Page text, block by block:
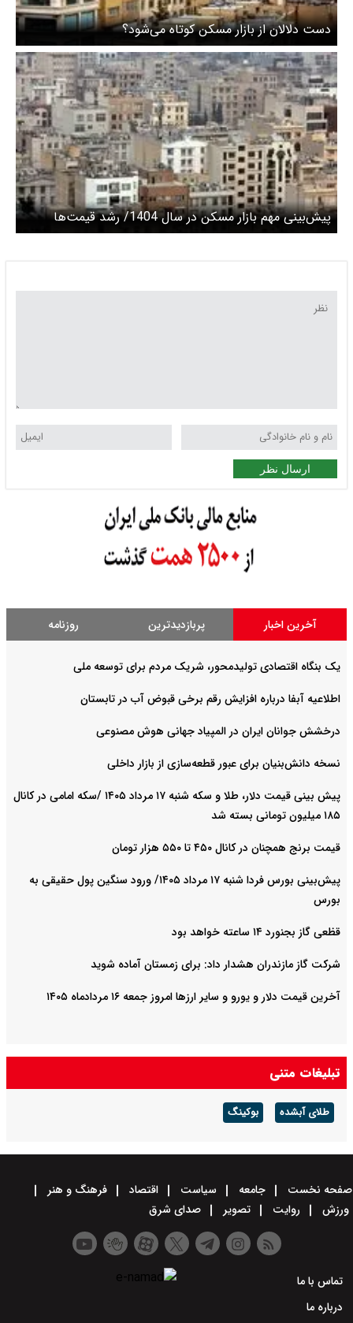
دست دلالان از بازار مسکن کوتاه می‌شود؟
پیش‌بینی مهم بازار مسکن در سال 1404/ رشد قیمت‌ها
متوقف می‌شود؟
ارسال نظر
آخرین اخبار پربازدیدترین روزنامه
یک بنگاه اقتصادی تولیدمحور، شریک مردم برای توسعه ملی
اطلاعیه آبفا درباره افزایش رقم برخی قبوض آب در تابستان
درخشش جوانان ایران در المپیاد جهانی هوش مصنوعی
نسخه دانش‌بنیان برای عبور قطعه‌سازی از بازار داخلی
پیش ‌بینی قیمت دلار، طلا و سکه شنبه ۱۷ مرداد ۱۴۰۵ /سکه امامی در کانال
۱۸۵ میلیون تومانی بسته شد
قیمت برنج همچنان در کانال ۴۵۰ تا ۵۵۰ هزار تومان
پیش‌بینی بورس فردا شنبه ۱۷ مرداد ۱۴۰۵/ ورود سنگین پول حقیقی به
بورس
قظعی گاز بجنورد ۱۴ ساعته خواهد بود
شرکت گاز مازندران هشدار داد: برای زمستان آماده شوید
آخرین قیمت دلار و یورو و سایر ارزها امروز جمعه ۱۶ مردادماه ۱۴۰۵
تبلیغات متنی
طلای آبشده بوکینگ
صفحه نخست جامعه سیاست اقتصاد
فرهنگ و هنر
ورزش
روایت تصویر صدای شرق
تماس با ما
درباره ما